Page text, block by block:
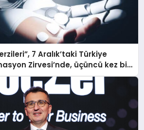
7 Aralık’taki Türkiye
Zirvesi’nde, üçüncü kez bir